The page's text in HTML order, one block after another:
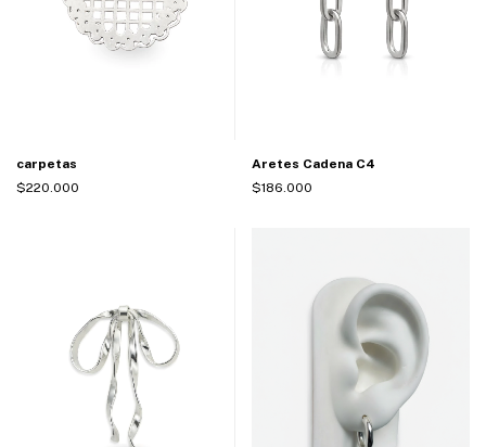
carpetas
$220.000
Aretes Cadena C4
$186.000